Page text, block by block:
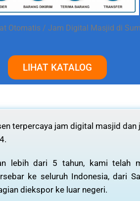
Otomatis / Jam Digital Masjid di
LIHAT KATALOG
terpercaya jam digital masjid dan
lebih dari 5 tahun, kami telah
ke seluruh Indonesia, dari
diekspor ke luar negeri.